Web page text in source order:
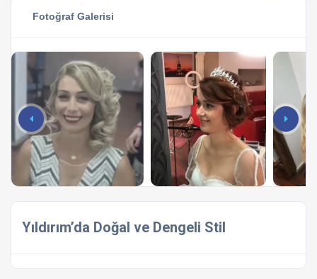
Fotoğraf Galerisi
Yıldırım’da Doğal ve Dengeli Stil